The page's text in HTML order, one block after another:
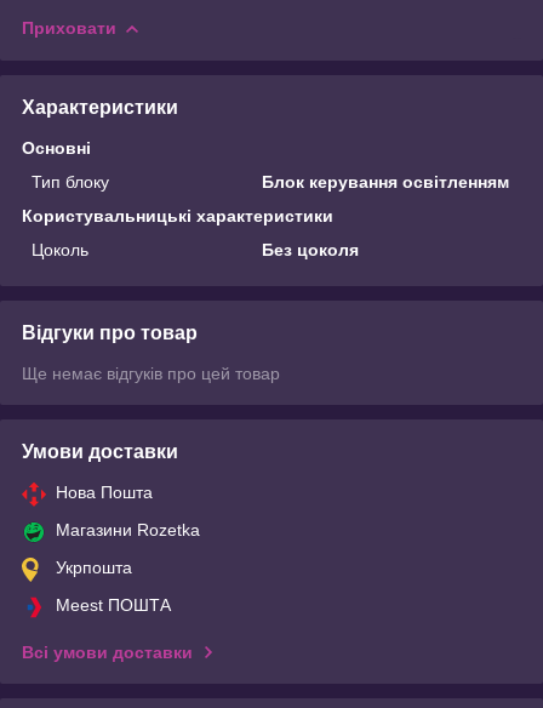
Приховати
Характеристики
Основні
Тип блоку
Блок керування освітленням
Користувальницькі характеристики
Цоколь
Без цоколя
Відгуки про товар
Ще немає відгуків про цей товар
Умови доставки
Нова Пошта
Магазини Rozetka
Укрпошта
Meest ПОШТА
Всі умови доставки